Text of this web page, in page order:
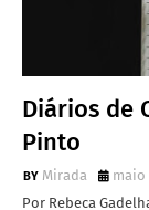
Diários de
Pinto
Mirada
maio
Por Rebeca